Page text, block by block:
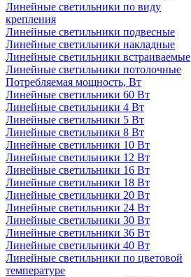
Линейные светильники по виду
крепления
Линейные светильники подвесные
Линейные светильники накладные
Линейные светильники встраиваемые
Линейные светильники потолочные
Потребляемая мощность, Вт
Линейные светильники 60 Вт
Линейные светильники 4 Вт
Линейные светильники 5 Вт
Линейные светильники 8 Вт
Линейные светильники 10 Вт
Линейные светильники 12 Вт
Линейные светильники 16 Вт
Линейные светильники 18 Вт
Линейные светильники 20 Вт
Линейные светильники 24 Вт
Линейные светильники 30 Вт
Линейные светильники 36 Вт
Линейные светильники 40 Вт
Линейные светильники по цветовой
температуре